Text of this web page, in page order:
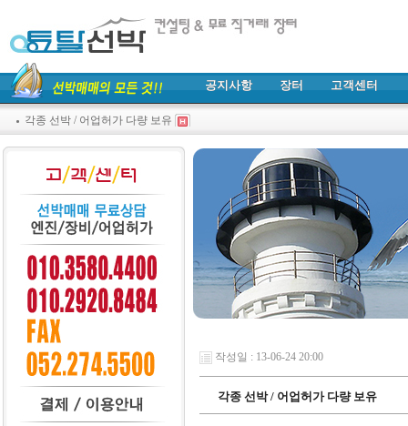
공지사항 장터 고객센터
각종 선박 / 어업허가 다량 보유
작성일 : 13-06-24 20:00
각종 선박 / 어업허가 다량 보유